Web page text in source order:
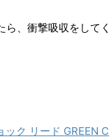
、衝撃吸収をして
ク リード GREEN